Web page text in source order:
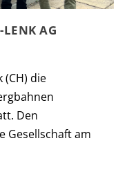
AG
(CH) die
Den
Gesellschaft am